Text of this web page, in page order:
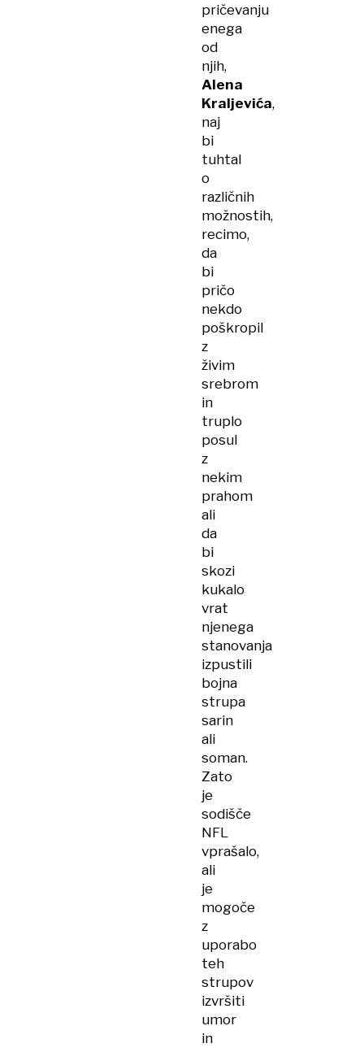
pričevanju
enega
od
njih,
Alena
Kraljevića,
naj
bi
tuhtal
o
različnih
možnostih,
recimo,
da
bi
pričo
nekdo
poškropil
z
živim
srebrom
in
truplo
posul
z
nekim
prahom
ali
da
bi
skozi
kukalo
vrat
njenega
stanovanja
izpustili
bojna
strupa
sarin
ali
soman.
Zato
je
sodišče
NFL
vprašalo,
ali
je
mogoče
z
uporabo
teh
strupov
izvršiti
umor
in